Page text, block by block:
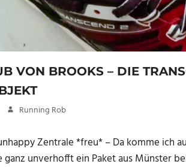
VON BROOKS – DIE
Running Rob
Zentrale *freu* – Da komme ich
ganz unverhofft ein Paket aus Münster